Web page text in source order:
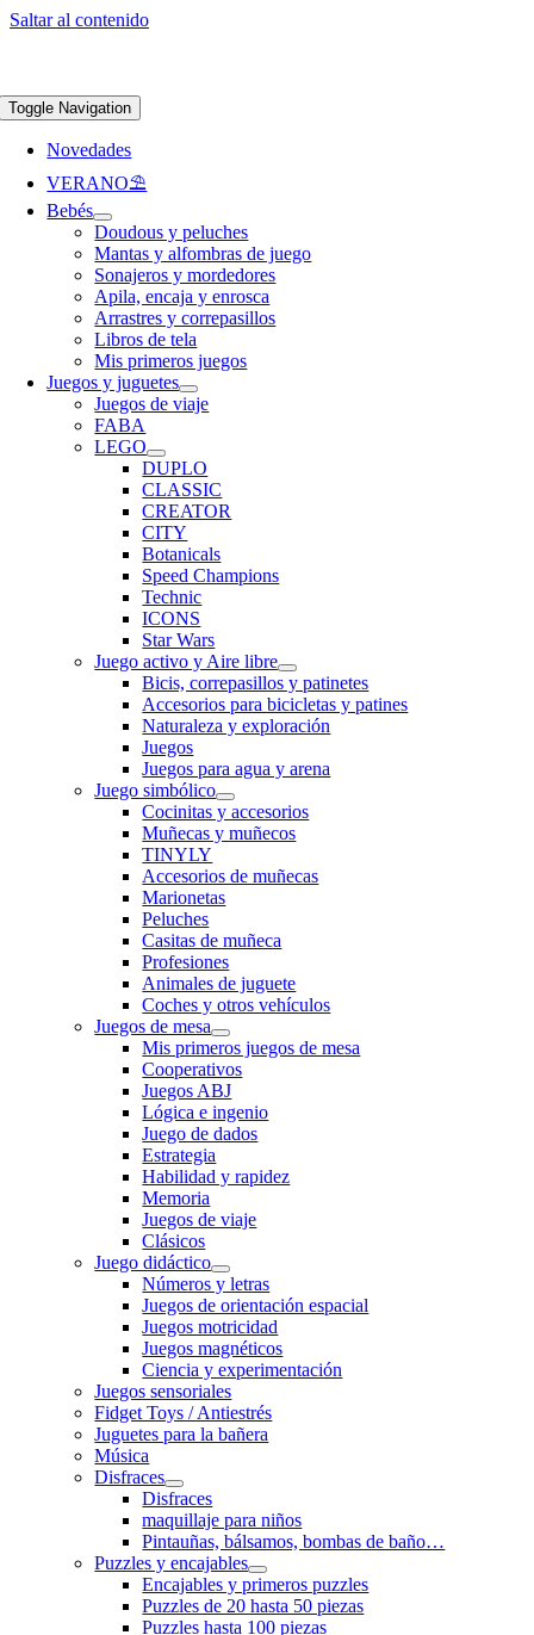
Saltar al contenido
Toggle Navigation
Novedades
VERANO⛱️​
Bebés
Doudous y peluches
Mantas y alfombras de juego
Sonajeros y mordedores
Apila, encaja y enrosca
Arrastres y correpasillos
Libros de tela
Mis primeros juegos
Juegos y juguetes
Juegos de viaje
FABA
LEGO
DUPLO
CLASSIC
CREATOR
CITY
Botanicals
Speed Champions
Technic
ICONS
Star Wars
Juego activo y Aire libre
Bicis, correpasillos y patinetes
Accesorios para bicicletas y patines
Naturaleza y exploración
Juegos
Juegos para agua y arena
Juego simbólico
Cocinitas y accesorios
Muñecas y muñecos
TINYLY
Accesorios de muñecas
Marionetas
Peluches
Casitas de muñeca
Profesiones
Animales de juguete
Coches y otros vehículos
Juegos de mesa
Mis primeros juegos de mesa
Cooperativos
Juegos ABJ
Lógica e ingenio
Juego de dados
Estrategia
Habilidad y rapidez
Memoria
Juegos de viaje
Clásicos
Juego didáctico
Números y letras
Juegos de orientación espacial
Juegos motricidad
Juegos magnéticos
Ciencia y experimentación
Juegos sensoriales
Fidget Toys / Antiestrés
Juguetes para la bañera
Música
Disfraces
Disfraces
maquillaje para niños
Pintauñas, bálsamos, bombas de baño…
Puzzles y encajables
Encajables y primeros puzzles
Puzzles de 20 hasta 50 piezas
Puzzles hasta 100 piezas